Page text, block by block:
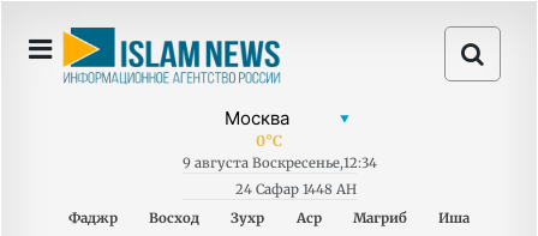
0°C
9 августа Воскресенье,12:34
24 Сафар 1448 AH
Фаджр
Восход Зухр Аср Магриб Иша